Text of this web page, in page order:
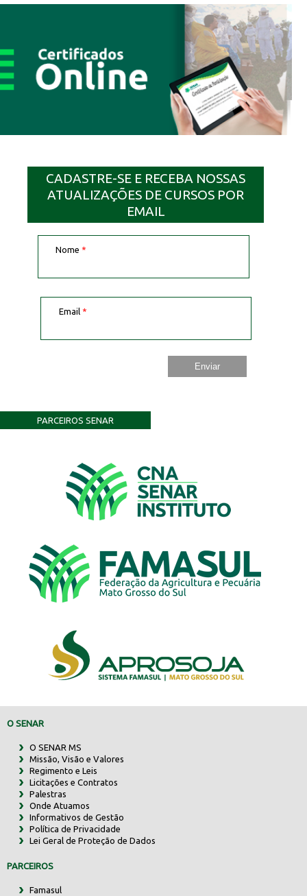
CADASTRE-SE E RECEBA NOSSAS
ATUALIZAÇÕES DE CURSOS POR
EMAIL
Nome *
Email *
PARCEIROS SENAR
O SENAR
O SENAR MS
Missão, Visão e Valores
Regimento e Leis
Licitações e Contratos
Palestras
Onde Atuamos
Informativos de Gestão
Política de Privacidade
Lei Geral de Proteção de Dados
PARCEIROS
Famasul